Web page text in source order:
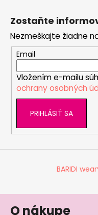
Zostaňte
Nezmeškajte žiadne
Email
Vložením e-mailu
ochrany osobných
PRIHLÁSIŤ SA
BARIDI
O nákupe